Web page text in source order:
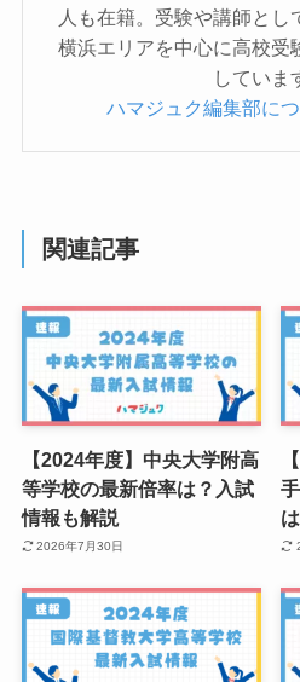
人も在籍。受験や講師とし
横浜エリアを中心に高校受
していま
ハマジュク編集部に
関連記事
【2024年度】中央大学附高
等学校の最新倍率は？入試
情報も解説
2026年7月30日